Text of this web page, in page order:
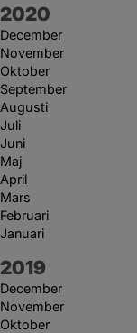
År:
2020
December
November
Oktober
September
Augusti
Juli
Juni
Maj
April
Mars
Februari
Januari
År:
2019
December
November
Oktober